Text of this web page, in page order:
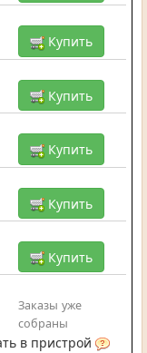
Купить
Купить
Купить
Купить
Купить
Заказы уже
собраны
в пристрой